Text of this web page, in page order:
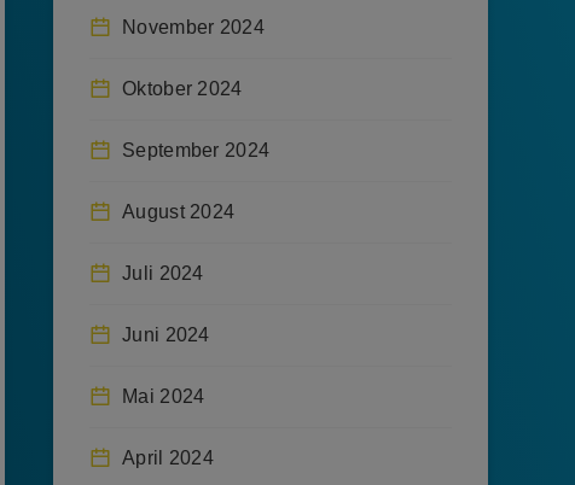
November 2024
Oktober 2024
September 2024
August 2024
Juli 2024
Juni 2024
Mai 2024
April 2024